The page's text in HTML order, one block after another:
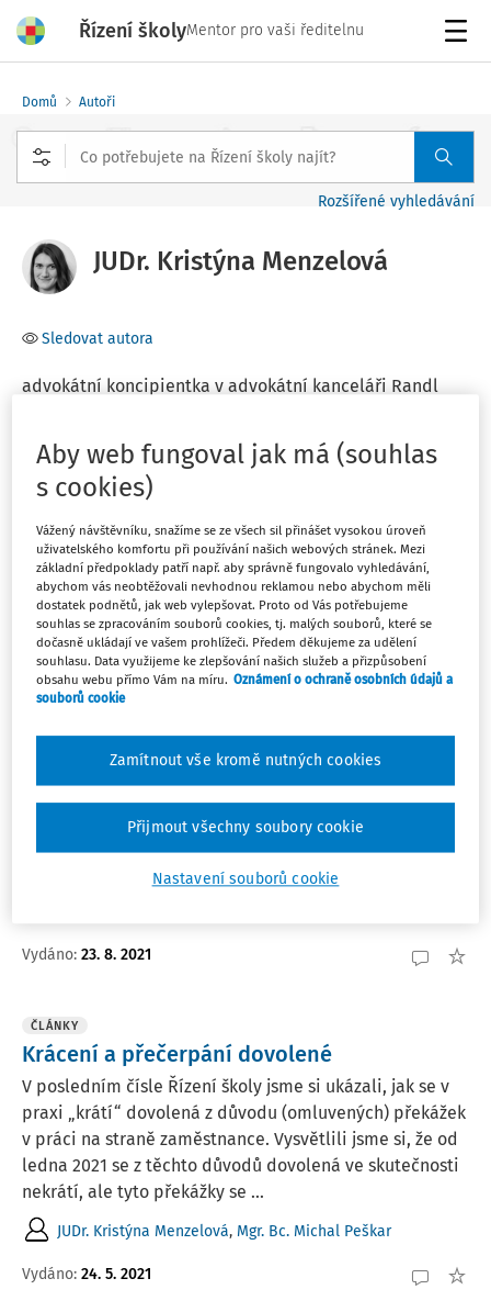
Řízení školyMentor pro vaši ředitelnu
Domů Autoři
Rozšířené vyhledávání
JUDr. Kristýna Menzelová
Sledovat autora
advokátní koncipientka v advokátní kanceláři Randl
Filtr
Počet vyhledaných dokumentů:5
Řadit podle:
Nejnovější Nejstarší
ČLÁNKY
Čerpání dovolené - jednoduše a
prakticky
Léto a letní prázdniny jsou typicky obdobím trávení
dovolené. U pedagogů to pak platí dvojnásob. Dá se
tedy předpokládat, že většina vašich zaměstnanců již
vyčerpala a problematika čerpání dovolené tak již ...
Vydáno: 23. 8. 2021
ČLÁNKY
Krácení a přečerpání dovolené
V posledním čísle Řízení školy jsme si ukázali, jak se v
praxi „krátí“ dovolená z důvodu (omluvených) překážek
v práci na straně zaměstnance. Vysvětlili jsme si, že od
ledna 2021 se z těchto důvodů dovolená ve skutečnosti
nekrátí, ale tyto překážky se ...
JUDr. Kristýna Menzelová, Mgr. Bc. Michal Peškar
Vydáno: 24. 5. 2021
Aby web fungoval jak má (souhlas
s cookies)
Vážený návštěvníku, snažíme se ze všech sil přinášet vysokou úroveň
uživatelského komfortu při používání našich webových stránek. Mezi
základní předpoklady patří např. aby správně fungovalo vyhledávání,
abychom vás neobtěžovali nevhodnou reklamou nebo abychom měli
dostatek podnětů, jak web vylepšovat. Proto od Vás potřebujeme
souhlas se zpracováním souborů cookies, tj. malých souborů, které se
dočasně ukládají ve vašem prohlížeči. Předem děkujeme za udělení
souhlasu. Data využijeme ke zlepšování našich služeb a přizpůsobení
obsahu webu přímo Vám na míru. Oznámení o ochraně osobních údajů a
souborů cookie
Nastavení souborů cookie
Zamítnout vše kromě nutných cookies
Přijmout všechny soubory cookie